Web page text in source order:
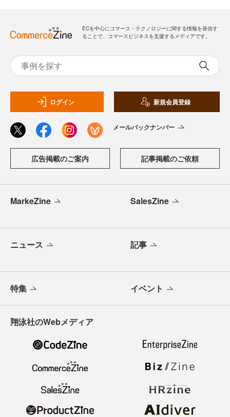
ECを中心にコマース・テクノロジーに関する情報を発信す
ることで、コマースビジネスを支援するメディアです。
ログイン 新規会員登録
メールバックナンバー
広告掲載のご案内 記事掲載のご依頼
MarkeZine SalesZine
ニュース 記事
特集 イベント
翔泳社のWebメディア